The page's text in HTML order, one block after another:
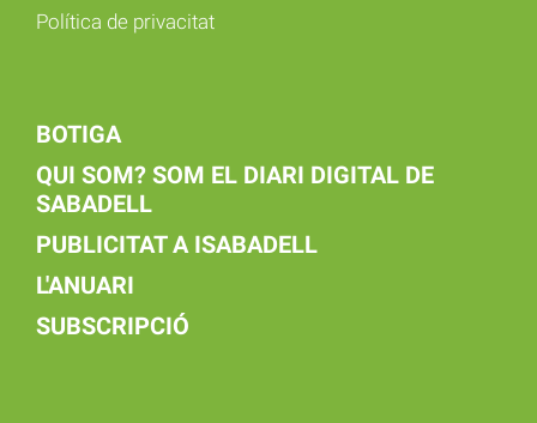
Política de privacitat
BOTIGA
QUI SOM? SOM EL DIARI DIGITAL DE
SABADELL
PUBLICITAT A ISABADELL
L'ANUARI
SUBSCRIPCIÓ